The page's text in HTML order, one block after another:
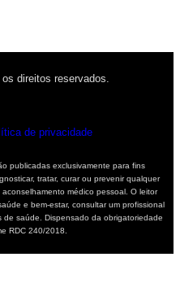
direitos reservados.
de privacidade
publicadas exclusivamente para fins
tratar, curar ou prevenir qualquer
médico pessoal. O leitor
e bem-estar, consultar um profissional
saúde. Dispensado da obrigatoriedade
RDC 240/2018.